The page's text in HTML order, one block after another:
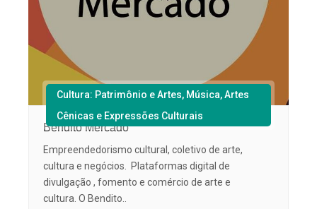
Cultura: Patrimônio e Artes, Música, Artes
Cênicas e Expressões Culturais
Bendito Mercado
Empreendedorismo cultural, coletivo de arte,
cultura e negócios. Plataformas digital de
divulgação , fomento e comércio de arte e
cultura. O Bendito..